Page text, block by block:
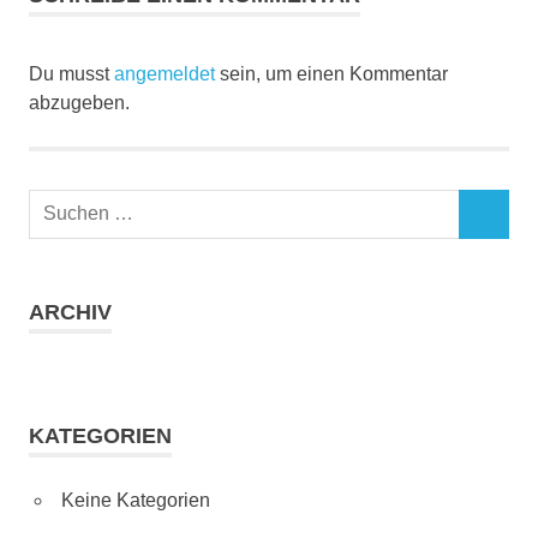
Du musstangemeldetsein, um einen Kommentar
abzugeben.
Suchen
ARCHIV
KATEGORIEN
Keine Kategorien